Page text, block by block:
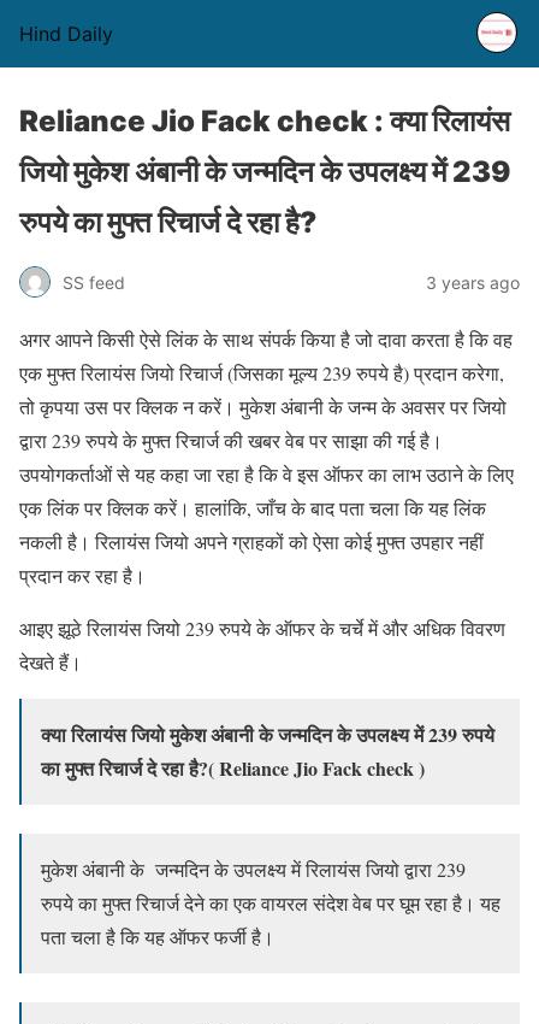
Hind Daily
Reliance Jio Fack check : क्या रिलायंस
जियो मुकेश अंबानी के जन्मदिन के उपलक्ष्य में 239
रुपये का मुफ्त रिचार्ज दे रहा है?
SS feed 3 years ago
अगर आपने किसी ऐसे लिंक के साथ संपर्क किया है जो दावा करता है कि वह
एक मुफ्त रिलायंस जियो रिचार्ज (जिसका मूल्य 239 रुपये है) प्रदान करेगा,
तो कृपया उस पर क्लिक न करें। मुकेश अंबानी के जन्म के अवसर पर जियो
द्वारा 239 रुपये के मुफ्त रिचार्ज की खबर वेब पर साझा की गई है।
उपयोगकर्ताओं से यह कहा जा रहा है कि वे इस ऑफर का लाभ उठाने के लिए
एक लिंक पर क्लिक करें। हालांकि, जाँच के बाद पता चला कि यह लिंक
नकली है। रिलायंस जियो अपने ग्राहकों को ऐसा कोई मुफ्त उपहार नहीं
प्रदान कर रहा है।
आइए झूठे रिलायंस जियो 239 रुपये के ऑफर के चर्चे में और अधिक विवरण
देखते हैं।
क्या रिलायंस जियो मुकेश अंबानी के जन्मदिन के उपलक्ष्य में 239 रुपये
का मुफ्त रिचार्ज दे रहा है?( Reliance Jio Fack check )
मुकेश अंबानी के जन्मदिन के उपलक्ष्य में रिलायंस जियो द्वारा 239
रुपये का मुफ्त रिचार्ज देने का एक वायरल संदेश वेब पर घूम रहा है। यह
पता चला है कि यह ऑफर फर्जी है।